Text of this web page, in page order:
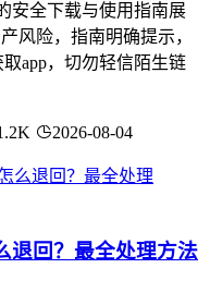
安全下载与使用指南展
风险，指南明确提示，
app，切勿轻信陌生链
2026-08-04
退回？最全处理方法